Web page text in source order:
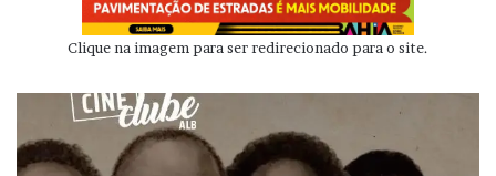
Clique na imagem para ser redirecionado para o site.